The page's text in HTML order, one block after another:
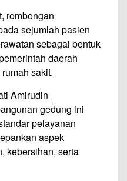
rombongan
sejumlah pasien
sebagai bentuk
daerah
sakit.
Amirudin
gedung ini
pelayanan
aspek
kebersihan, serta